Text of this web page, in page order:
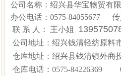
公司名称：绍兴县华宝物贸有
办公电话：0575-84055677
联 系 人： 王小姐
公司地址：绍兴钱清轻纺原料
仓库地址：绍兴县钱清镇外商
仓库电话：0575-84226369